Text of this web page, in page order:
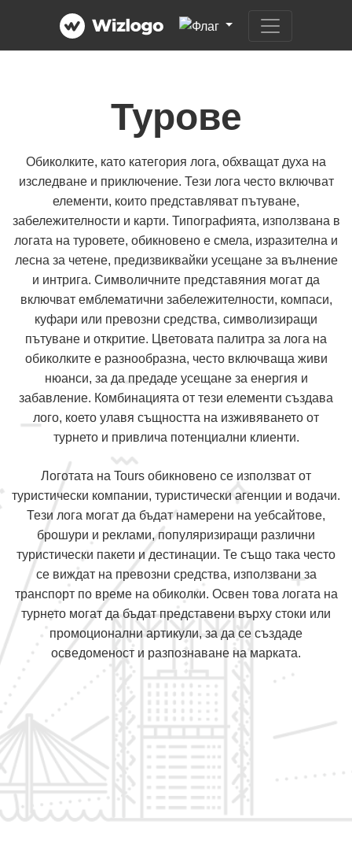
Турове
Обиколките, като категория лога, обхващат духа на
изследване и приключение. Тези лога често включват
елементи, които представляват пътуване,
забележителности и карти. Типографията, използвана в
логата на туровете, обикновено е смела, изразителна и
лесна за четене, предизвиквайки усещане за вълнение
и интрига. Символичните представяния могат да
включват емблематични забележителности, компаси,
куфари или превозни средства, символизиращи
пътуване и откритие. Цветовата палитра за лога на
обиколките е разнообразна, често включваща живи
нюанси, за да предаде усещане за енергия и
забавление. Комбинацията от тези елементи създава
лого, което улавя същността на изживяването от
турнето и привлича потенциални клиенти.
Логотата на Tours обикновено се използват от
туристически компании, туристически агенции и водачи.
Тези лога могат да бъдат намерени на уебсайтове,
брошури и реклами, популяризиращи различни
туристически пакети и дестинации. Те също така често
се виждат на превозни средства, използвани за
транспорт по време на обиколки. Освен това логата на
турнето могат да бъдат представени върху стоки или
промоционални артикули, за да се създаде
осведоменост и разпознаване на марката.